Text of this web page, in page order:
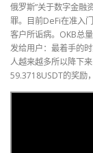
俄罗斯”关于数字金融
罪。目前DeFi在准入
客户所诟病。OKB总
发给用户：最着手的
人越来越多所以降下
59.3718USDT的奖励